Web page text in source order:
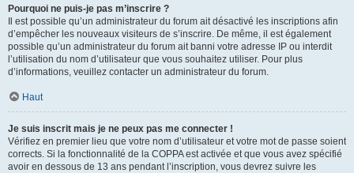
Pourquoi ne puis-je pas m’inscrire ?
Il est possible qu’un administrateur du forum ait désactivé les inscriptions afin
d’empêcher les nouveaux visiteurs de s’inscrire. De même, il est également
possible qu’un administrateur du forum ait banni votre adresse IP ou interdit
l’utilisation du nom d’utilisateur que vous souhaitez utiliser. Pour plus
d’informations, veuillez contacter un administrateur du forum.
Haut
Je suis inscrit mais je ne peux pas me connecter !
Vérifiez en premier lieu que votre nom d’utilisateur et votre mot de passe soient
corrects. Si la fonctionnalité de la COPPA est activée et que vous avez spécifié
avoir en dessous de 13 ans pendant l’inscription, vous devrez suivre les